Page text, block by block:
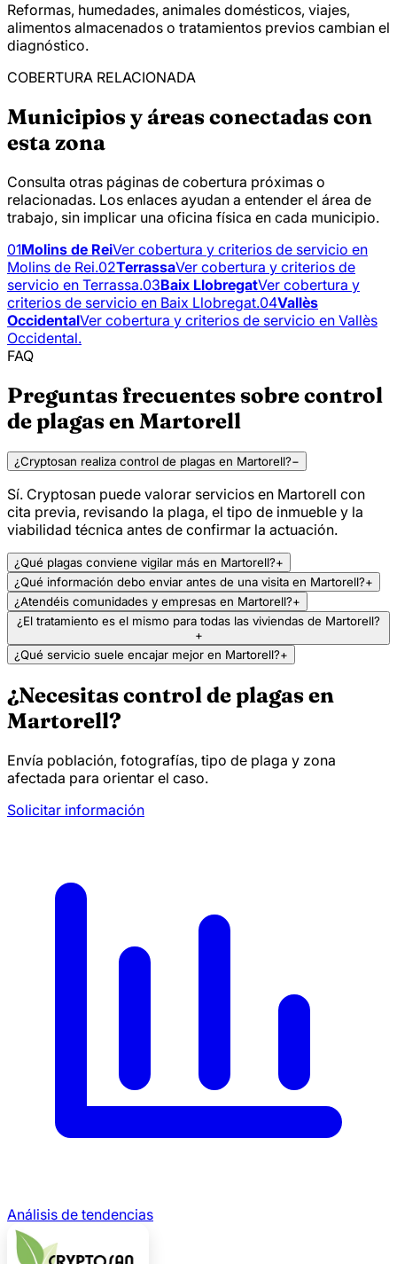
Reformas, humedades, animales domésticos, viajes,
alimentos almacenados o tratamientos previos cambian el
diagnóstico.
COBERTURA RELACIONADA
Municipios y áreas conectadas con
esta zona
Consulta otras páginas de cobertura próximas o
relacionadas. Los enlaces ayudan a entender el área de
trabajo, sin implicar una oficina física en cada municipio.
01Molins de ReiVer cobertura y criterios de servicio en
Molins de Rei.02TerrassaVer cobertura y criterios de
servicio en Terrassa.03Baix LlobregatVer cobertura y
criterios de servicio en Baix Llobregat.04Vallès
OccidentalVer cobertura y criterios de servicio en Vallès
Occidental.
FAQ
Preguntas frecuentes sobre control
de plagas en Martorell
¿Cryptosan realiza control de plagas en Martorell?−
Sí. Cryptosan puede valorar servicios en Martorell con
cita previa, revisando la plaga, el tipo de inmueble y la
viabilidad técnica antes de confirmar la actuación.
¿Qué plagas conviene vigilar más en Martorell?+
¿Qué información debo enviar antes de una visita en Martorell?+
¿Atendéis comunidades y empresas en Martorell?+
¿El tratamiento es el mismo para todas las viviendas de Martorell?
+
¿Qué servicio suele encajar mejor en Martorell?+
¿Necesitas control de plagas en
Martorell?
Envía población, fotografías, tipo de plaga y zona
afectada para orientar el caso.
Solicitar información
Análisis de tendencias